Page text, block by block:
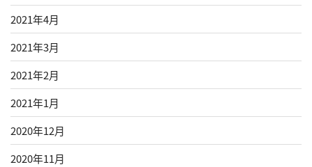
2021年4月
2021年3月
2021年2月
2021年1月
2020年12月
2020年11月